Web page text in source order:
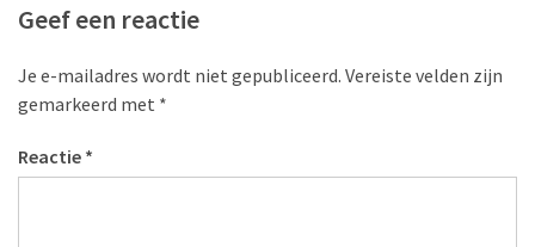
Geef een reactie
Je e-mailadres wordt niet gepubliceerd. Vereiste velden zijn
gemarkeerd met *
Reactie *